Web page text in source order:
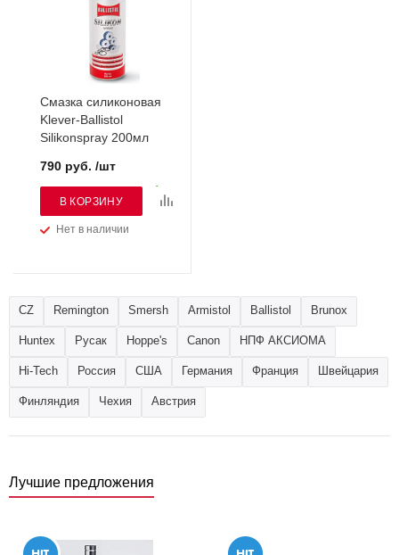
Смазка силиконовая
Klever-Ballistol
Silikonspray 200мл
Нет в наличии
790 руб. /шт
В КОРЗИНУ
CZ Remington Smersh Armistol Ballistol Brunox
Huntex Русак Hoppe's Canon НПФ АКСИОМА
Hi-Tech Россия США Германия Франция Швейцария
Финляндия Чехия Австрия
Лучшие предложения